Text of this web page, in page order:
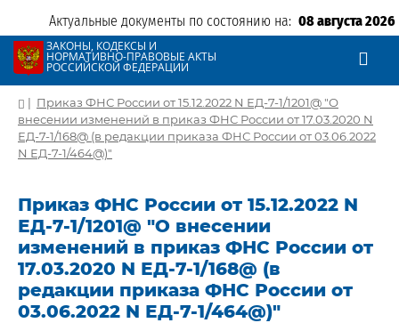
Актуальные документы по состоянию на: 08 августа 2026
ЗАКОНЫ, КОДЕКСЫ И
НОРМАТИВНО-ПРАВОВЫЕ АКТЫ
РОССИЙСКОЙ ФЕДЕРАЦИИ
| Приказ ФНС России от 15.12.2022 N ЕД-7-1/1201@ "О
внесении изменений в приказ ФНС России от 17.03.2020 N
ЕД-7-1/168@ (в редакции приказа ФНС России от 03.06.2022
N ЕД-7-1/464@)"
Приказ ФНС России от 15.12.2022 N
ЕД-7-1/1201@ "О внесении
изменений в приказ ФНС России от
17.03.2020 N ЕД-7-1/168@ (в
редакции приказа ФНС России от
03.06.2022 N ЕД-7-1/464@)"